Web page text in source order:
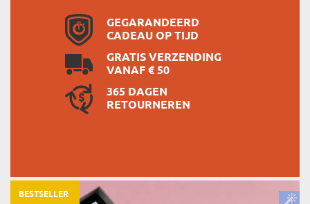
GEGARANDEERD
CADEAU OP TIJD
GRATIS VERZENDING
VANAF € 50
365 DAGEN
RETOURNEREN
BESTSELLER